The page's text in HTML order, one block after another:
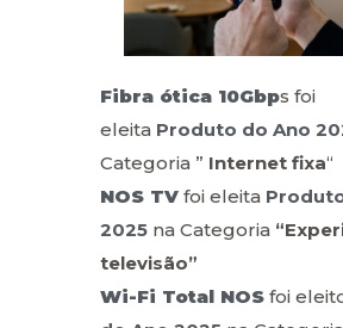
Fibra ótica 10Gbps foi
eleita Produto do Ano
Categoria ” Internet fixa“
NOS TV foi eleita
2025 na Categoria
televisão”
Wi-Fi Total NOS foi